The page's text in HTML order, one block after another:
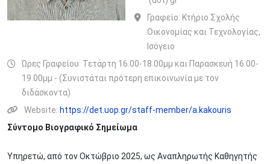
Γραφείο: Κτήριο Σχολής
Οικονομίας και Τεχνολογίας,
Ισόγειο
Ώρες Γραφείου: Τετάρτη 16.00-18.00μμ και Παρασκευή 16.00-
19.00μμ - (Συνιστάται πρότερη επικοινωνία με τον
διδάσκοντα)
Website: https://det.uop.gr/staff-member/a.kakouris
Σύντομο Βιογραφικό Σημείωμα
Υπηρετώ, από τον Οκτώβριο 2025, ως Αναπληρωτής Καθηγητής